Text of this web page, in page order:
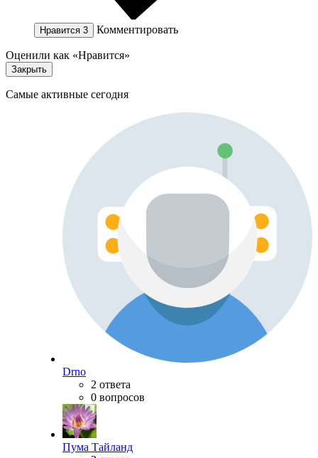
Нравится 3 Комментировать
Оценили как «Нравится»
Закрыть
Самые активные сегодня
Drno
2 ответа
0 вопросов
Пума Тайланд